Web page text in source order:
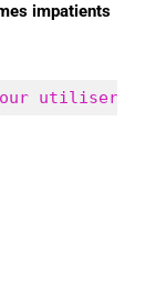
impatients
utiliser